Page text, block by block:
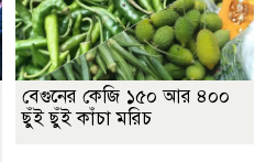
বেগুনের কেজি ১৫০ আর ৪০০
ছুঁই ছুঁই কাঁচা মরিচ